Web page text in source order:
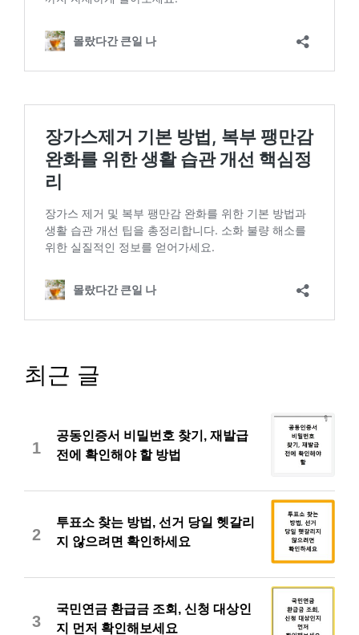
최근 글
1
공동인증서 비밀번호 찾기, 재발급
전에 확인해야 할 방법
2
투표소 찾는 방법, 선거 당일 헷갈리
지 않으려면 확인하세요
3
국민연금 환급금 조회, 신청 대상인
지 먼저 확인해보세요